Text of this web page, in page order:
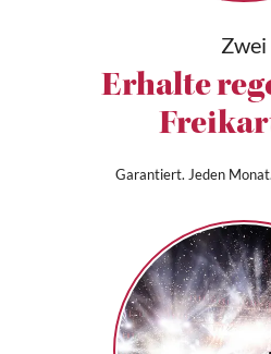
Zwei
Erhalte
Garantiert. Jeden